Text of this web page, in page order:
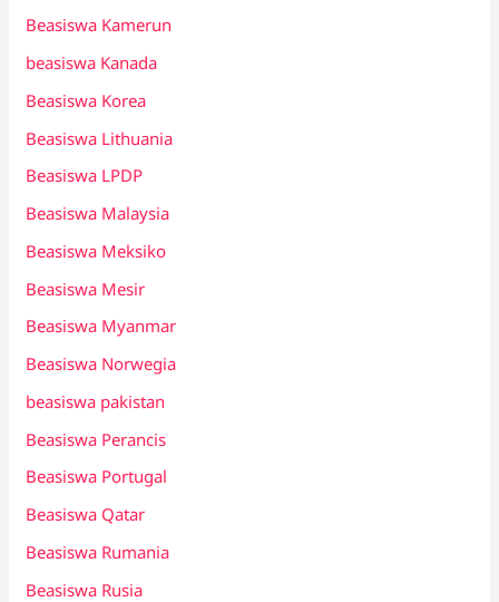
Beasiswa Kamerun
beasiswa Kanada
Beasiswa Korea
Beasiswa Lithuania
Beasiswa LPDP
Beasiswa Malaysia
Beasiswa Meksiko
Beasiswa Mesir
Beasiswa Myanmar
Beasiswa Norwegia
beasiswa pakistan
Beasiswa Perancis
Beasiswa Portugal
Beasiswa Qatar
Beasiswa Rumania
Beasiswa Rusia